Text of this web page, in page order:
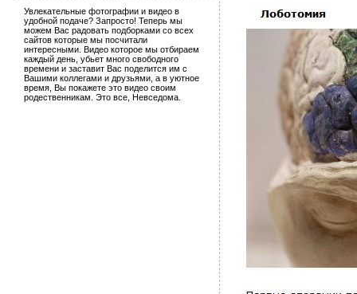
Увлекательные фотографии и видео в
удобной подаче? Запросто! Теперь мы
можем Вас радовать подборками со всех
сайтов которые мы посчитали
интересными. Видео которое мы отбираем
каждый день, убьет много свободного
времени и заставит Вас поделится им с
Вашими коллегами и друзьями, а в уютное
время, Вы покажете это видео своим
родественникам. Это все, Невседома.